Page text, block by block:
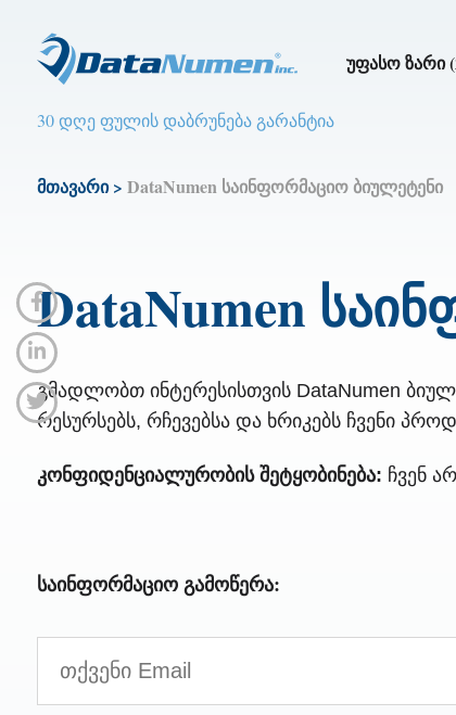
უფასო ზარი
30 დღე ფულის დაბრუნება გარანტია
მთავარი> DataNumen საინფორმაციო ბიულეტენი
DataNumen
გმადლობთ ინტერესისთვის DataNumen
რესურსებს, რჩევებსა და ხრიკებს ჩვენი
კონფიდენციალურობის შეტყობინება: ჩვენ
საინფორმაციო გამოწერა: